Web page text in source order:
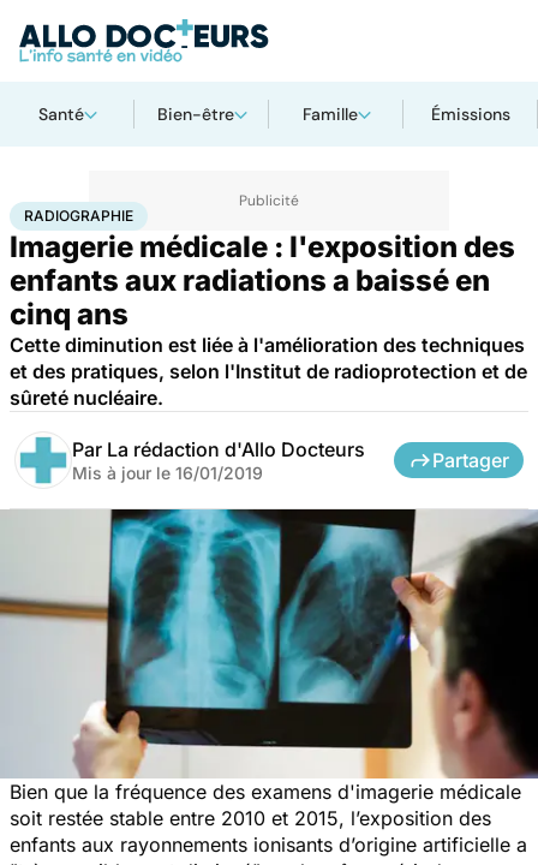
Santé Bien-être Famille Émissions
AccueilSantéRadiographie
RADIOGRAPHIE
Imagerie médicale : l'exposition des
enfants aux radiations a baissé en
cinq ans
Cette diminution est liée à l'amélioration des techniques
et des pratiques, selon l'Institut de radioprotection et de
sûreté nucléaire.
Par La rédaction d'Allo Docteurs
Mis à jour le 16/01/2019
Partager
Bien que la fréquence des examens d'imagerie médicale
soit restée stable entre 2010 et 2015, l’exposition des
enfants aux rayonnements ionisants d’origine artificielle a